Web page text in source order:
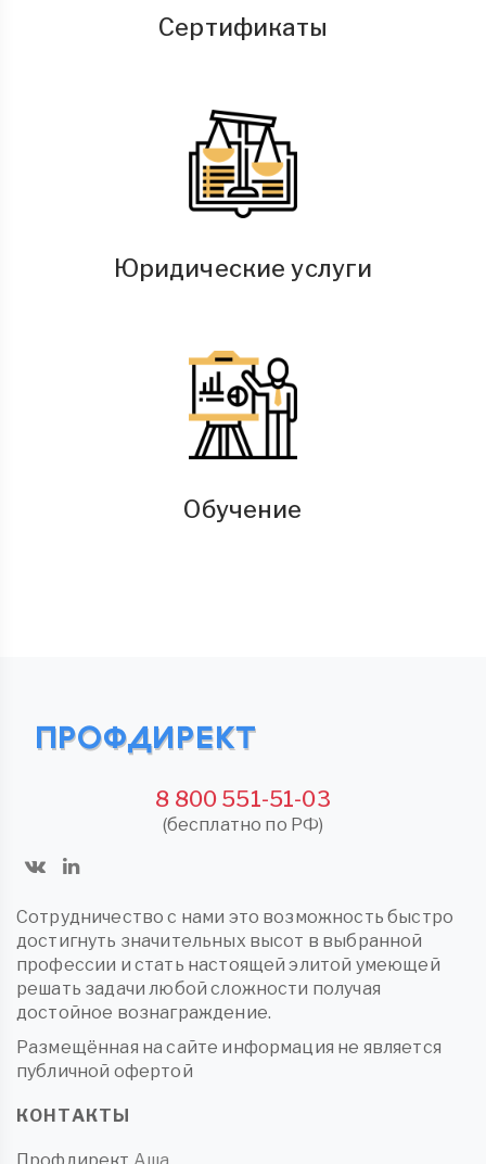
Сертификаты
Юридические услуги
Обучение
8 800 551-51-03
(бесплатно по РФ)
Сотрудничество с нами это возможность быстро
достигнуть значительных высот в выбранной
профессии и стать настоящей элитой умеющей
решать задачи любой сложности получая
достойное вознаграждение.
Размещённая на сайте информация не является
публичной офертой
КОНТАКТЫ